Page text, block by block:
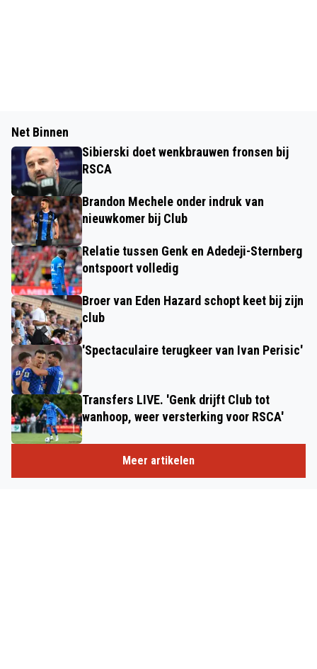
Net Binnen
Sibierski doet wenkbrauwen fronsen bij
RSCA
Brandon Mechele onder indruk van
nieuwkomer bij Club
Relatie tussen Genk en Adedeji-Sternberg
ontspoort volledig
Broer van Eden Hazard schopt keet bij zijn
club
'Spectaculaire terugkeer van Ivan Perisic'
Transfers LIVE. 'Genk drijft Club tot
wanhoop, weer versterking voor RSCA'
Meer artikelen